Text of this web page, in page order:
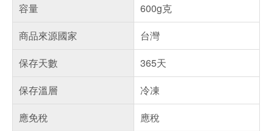
容量
600g克
商品來源國家
台灣
保存天數
365天
保存溫層
冷凍
應免稅
應稅